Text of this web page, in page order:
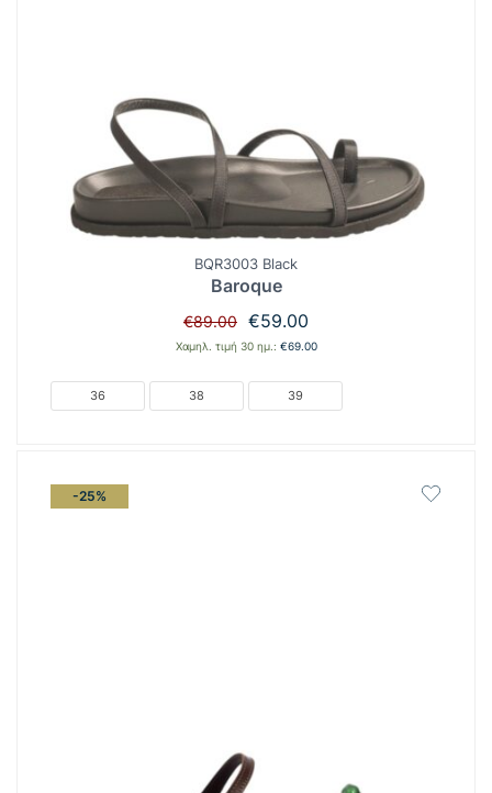
BQR3003 Black
Baroque
€89.00 Original
price
€89.00.
€59.00
τρέχουσα
€59.00.
Χαμηλ. τιμή 30 ημ.: €69.00
36 38 39
-25%